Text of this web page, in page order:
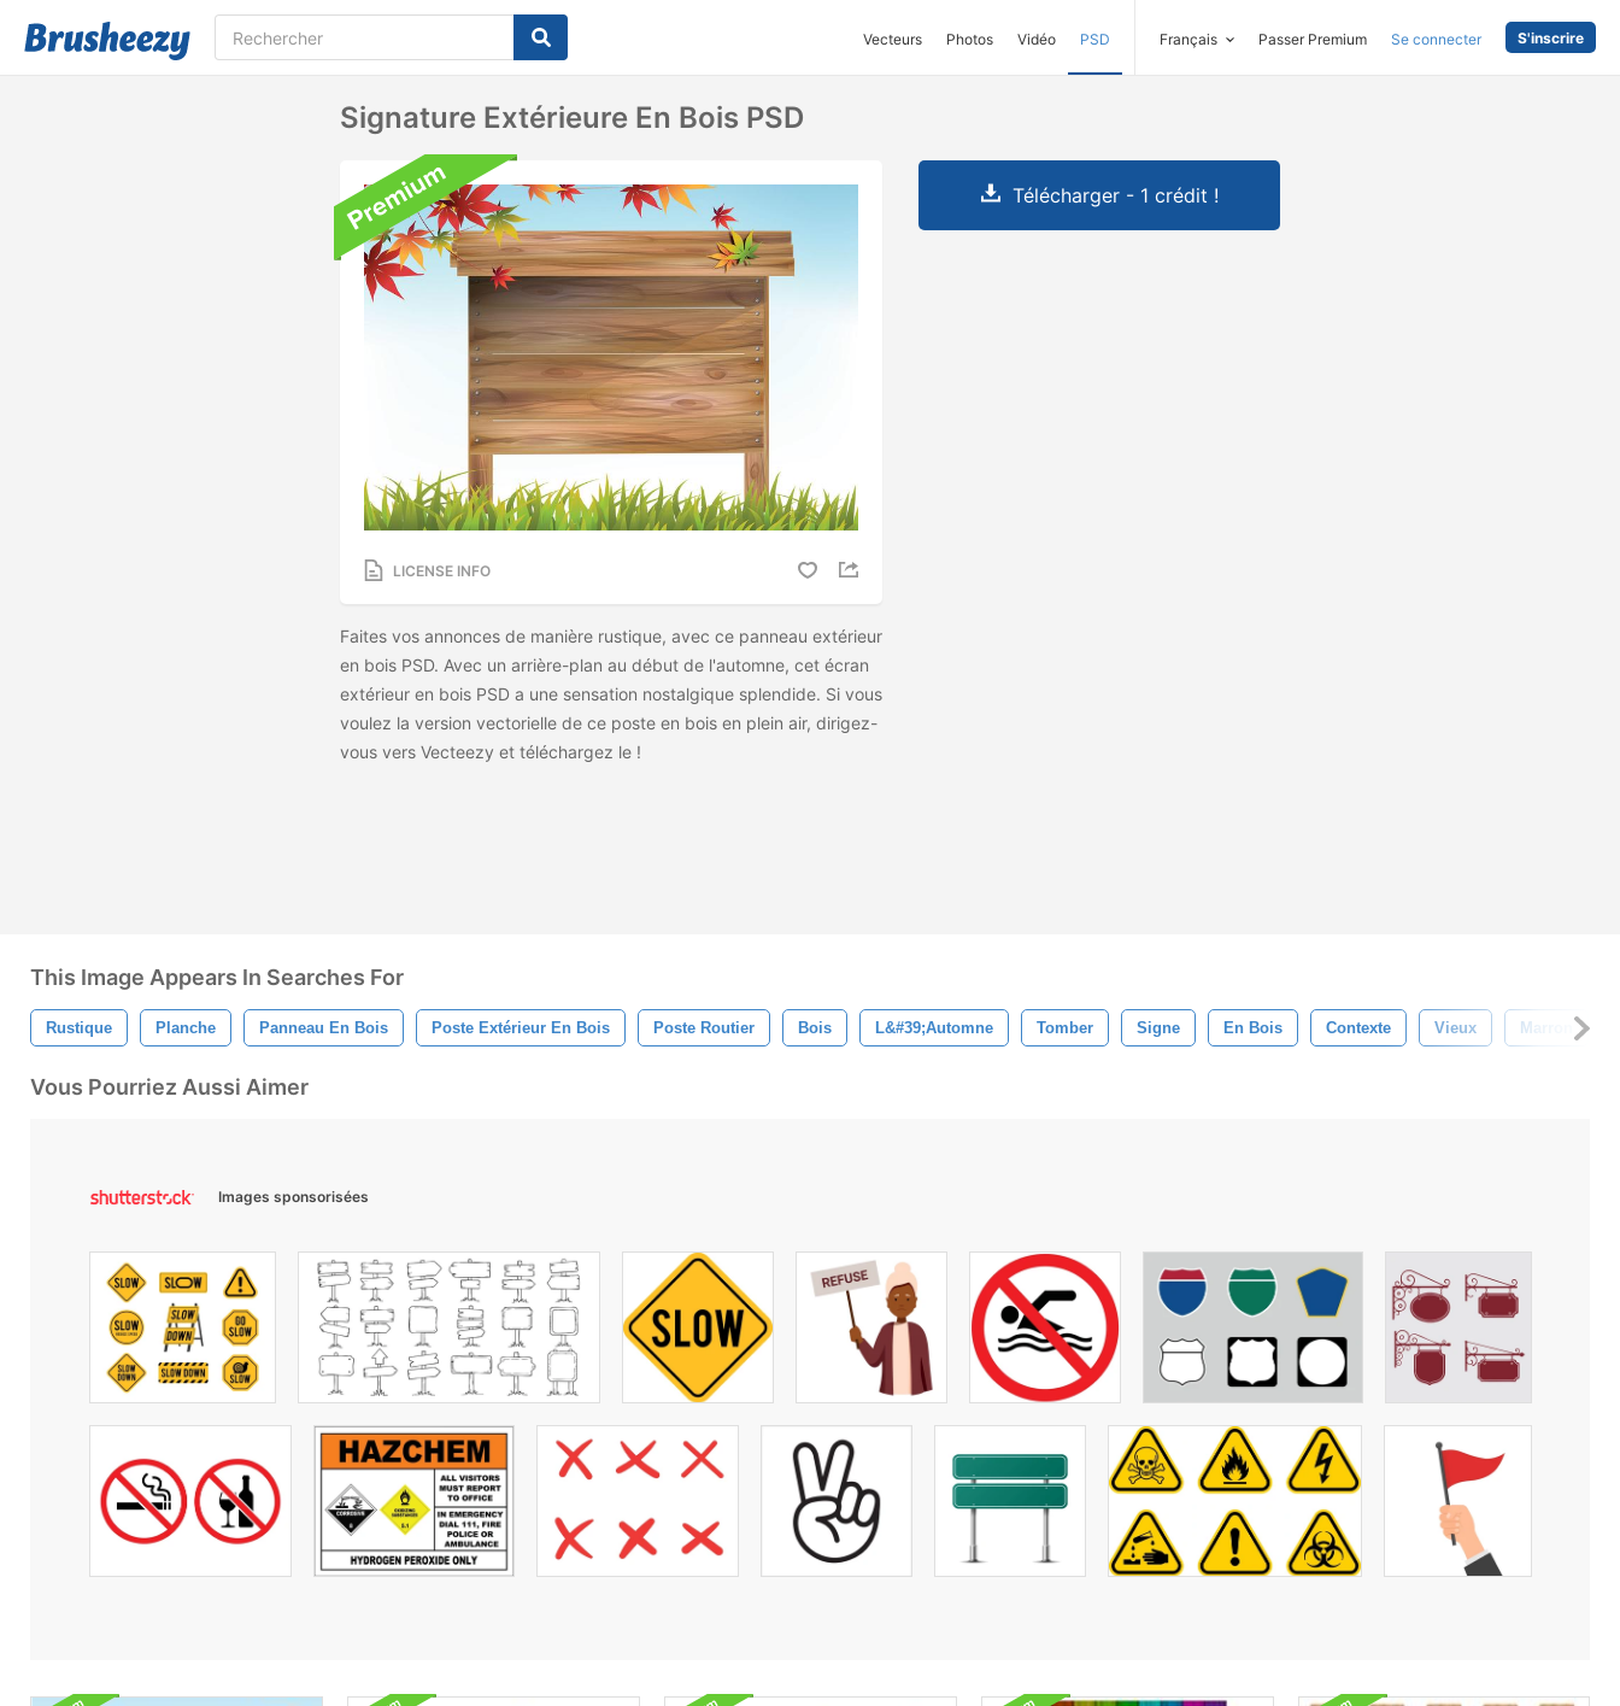
Vecteurs Photos Vidéo PSD Français Passer Premium Se connecter S'inscrire
Signature Extérieure En Bois PSD
LICENSE INFO
Faites vos annonces de manière rustique, avec ce panneau extérieur
en bois PSD. Avec un arrière-plan au début de l'automne, cet écran
extérieur en bois PSD a une sensation nostalgique splendide. Si vous
voulez la version vectorielle de ce poste en bois en plein air, dirigez-
vous vers Vecteezy et téléchargez le !
Télécharger - 1 crédit !
This Image Appears In Searches For
Rustique Planche Panneau En Bois Poste Extérieur En Bois Poste Routier Bois L&#39;automne Tomber Signe En Bois Contexte Vieux Marron
Vous Pourriez Aussi Aimer
Images sponsorisées